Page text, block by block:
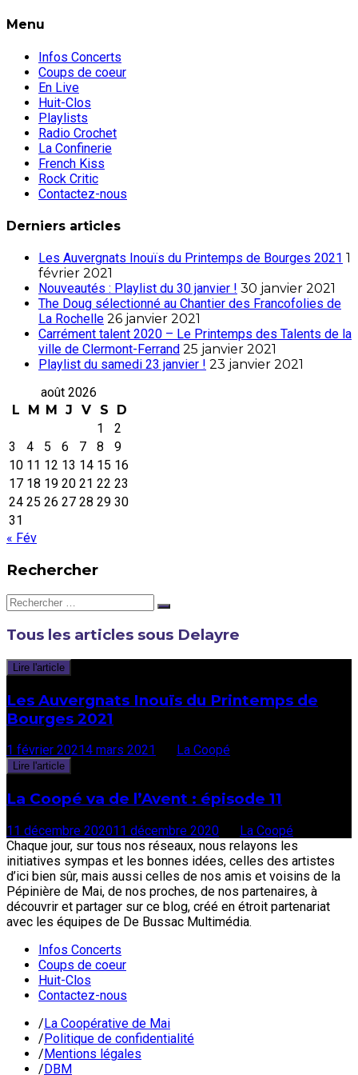
Menu
Infos Concerts
Coups de coeur
En Live
Huit-Clos
Playlists
Radio Crochet
La Confinerie
French Kiss
Rock Critic
Contactez-nous
Derniers articles
Les Auvergnats Inouïs du Printemps de Bourges 2021 1
février 2021
Nouveautés : Playlist du 30 janvier ! 30 janvier 2021
The Doug sélectionné au Chantier des Francofolies de
La Rochelle 26 janvier 2021
Carrément talent 2020 – Le Printemps des Talents de la
ville de Clermont-Ferrand 25 janvier 2021
Playlist du samedi 23 janvier ! 23 janvier 2021
août 2026
L
M M J V S
D
1
2
3
4 5 6 7 8
9
10 11 12 13 14 15 16
17 18 19 20 21 22 23
24 25 26 27 28 29 30
31
« Fév
Rechercher
Rechercher:
Tous les articles sous Delayre
Lire l'article
Les Auvergnats Inouïs du Printemps de
Bourges 2021
1 février 20214 mars 2021 La Coopé
Lire l'article
La Coopé va de l’Avent : épisode 11
11 décembre 202011 décembre 2020
La Coopé
Chaque jour, sur tous nos réseaux, nous relayons les
initiatives sympas et les bonnes idées, celles des artistes
d’ici bien sûr, mais aussi celles de nos amis et voisins de la
Pépinière de Mai, de nos proches, de nos partenaires, à
découvrir et partager sur ce blog, créé en étroit partenariat
avec les équipes de De Bussac Multimédia.
Infos Concerts
Coups de coeur
Huit-Clos
Contactez-nous
/La Coopérative de Mai
/Politique de confidentialité
/Mentions légales
/DBM